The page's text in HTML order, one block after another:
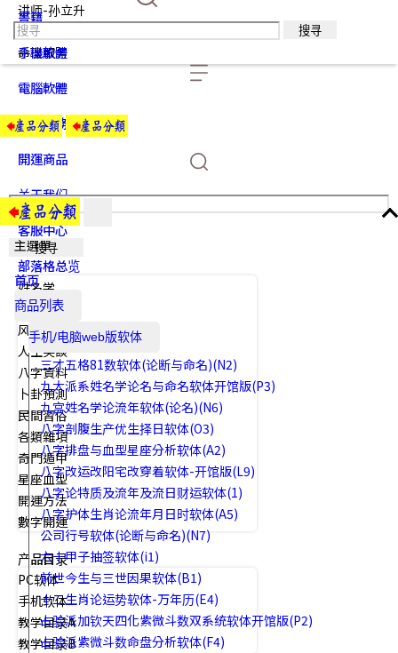
讲师-孙立升
讲师-范振木
命理服务
書籍
手機軟體
電腦軟體
命理服務
開運商品
关于我们
客服中心
部落格总览
姓名学
中华道法
风水阳宅
人生笑談
八字資料
卜卦預測
民間習俗
各類雜項
奇門遁甲
星座血型
開運方法
數字開運
产品目录
PC软体
手机软体
教学目录A
教学目录B
搜寻
搜寻
主選單
首页
商品列表
手机/电脑web版软体
三才五格81数软体(论断与命名)(N2)
九大派系姓名学论名与命名软体开馆版(P3)
九宫姓名学论流年软体(论名)(N6)
八字剖腹生产优生择日软体(O3)
八字排盘与血型星座分析软体(A2)
八字改运改阳宅改穿着软体-开馆版(L9)
八字论特质及流年及流日财运软体(1)
八字护体生肖论流年月日时软体(A5)
公司行号软体(论断与命名)(N7)
六十甲子抽签软体(i1)
前世今生与三世因果软体(B1)
十二生肖论运势软体-万年历(E4)
占验派加钦天四化紫微斗数双系统软体开馆版(P2)
占验派紫微斗数命盘分析软体(F4)